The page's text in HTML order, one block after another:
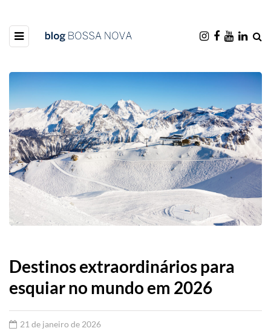
Destinos extraordinários para
esquiar no mundo em 2026
21 de janeiro de 2026